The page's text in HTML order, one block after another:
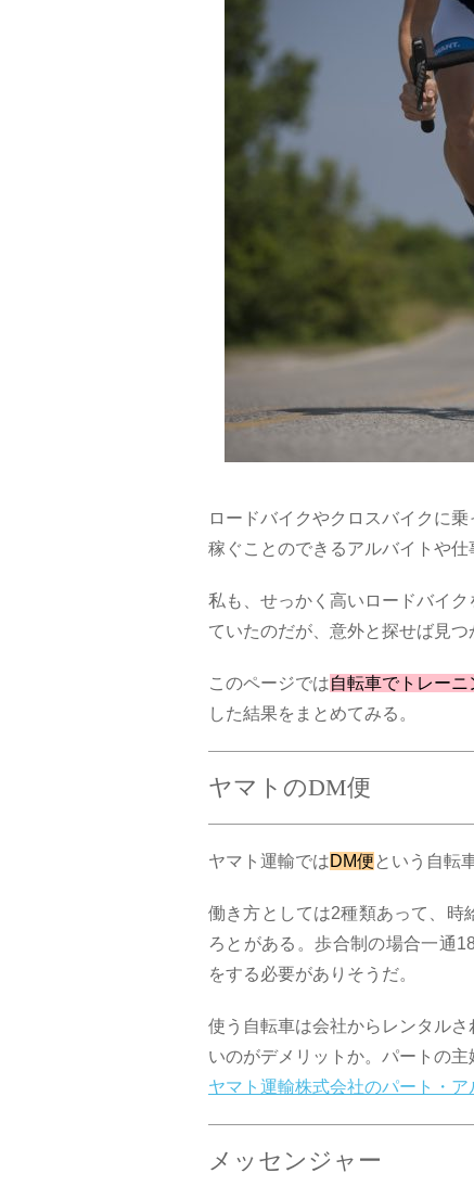
ロードバイクやクロスバイクに
稼ぐことのできるアルバイトや仕
私も、せっかく高いロードバイ
ていたのだが、意外と探せば見つ
このページでは自転車でトレー
した結果をまとめてみる。
ヤマトのDM便
ヤマト運輸ではDM便 という自転
働き方としては2種類あって、時
ろとがある。歩合制の場合一通
をする必要がありそうだ。
使う自転車は会社からレンタル
いのがデメリットか。パートの主
ヤマト運輸株式会社のパート・
メッセンジャー